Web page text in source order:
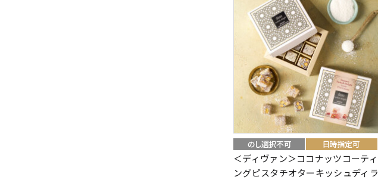
＜ディヴァン＞ココナッツコーティ
ングピスタチオターキッシュディラ